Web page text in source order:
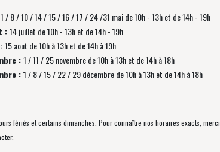
1 / 8 / 10 / 14 / 15 / 16 / 17 / 24 /31 mai de 10h - 13h et de 14h - 19h
:14 juillet de 10h - 13h et de 14h - 19h
15 aout de 10h à 13h et de 14h à 19h
:1 / 11 / 25 novembre de10h à 13h et de 14h à 18h
:1 / 8 / 15 / 22 / 29 décembrede10h à 13h et de 14h à 18h
fériés et certains dimanches. Pour connaître nos horaires exacts, merci